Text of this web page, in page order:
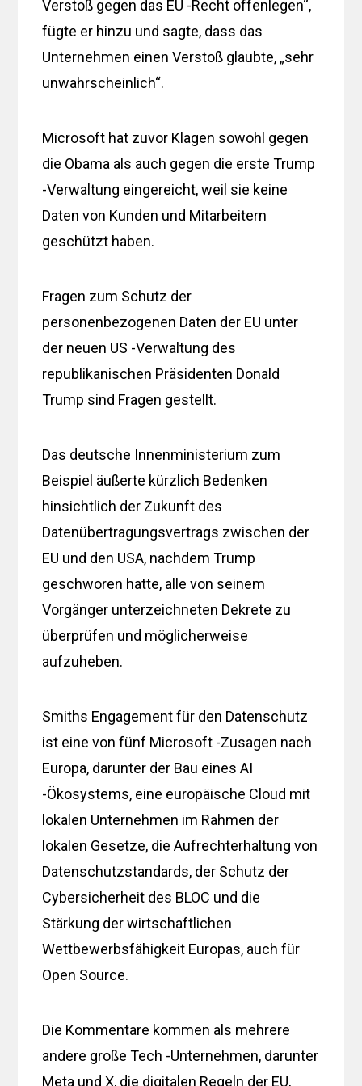
Verstoß gegen das EU -Recht offenlegen“,
fügte er hinzu und sagte, dass das
Unternehmen einen Verstoß glaubte, „sehr
unwahrscheinlich“.
Microsoft hat zuvor Klagen sowohl gegen
die Obama als auch gegen die erste Trump
-Verwaltung eingereicht, weil sie keine
Daten von Kunden und Mitarbeitern
geschützt haben.
Fragen zum Schutz der
personenbezogenen Daten der EU unter
der neuen US -Verwaltung des
republikanischen Präsidenten Donald
Trump sind Fragen gestellt.
Das deutsche Innenministerium zum
Beispiel äußerte kürzlich Bedenken
hinsichtlich der Zukunft des
Datenübertragungsvertrags zwischen der
EU und den USA, nachdem Trump
geschworen hatte, alle von seinem
Vorgänger unterzeichneten Dekrete zu
überprüfen und möglicherweise
aufzuheben.
Smiths Engagement für den Datenschutz
ist eine von fünf Microsoft -Zusagen nach
Europa, darunter der Bau eines AI
-Ökosystems, eine europäische Cloud mit
lokalen Unternehmen im Rahmen der
lokalen Gesetze, die Aufrechterhaltung von
Datenschutzstandards, der Schutz der
Cybersicherheit des BLOC und die
Stärkung der wirtschaftlichen
Wettbewerbsfähigkeit Europas, auch für
Open Source.
Die Kommentare kommen als mehrere
andere große Tech -Unternehmen, darunter
Meta und X, die digitalen Regeln der EU,